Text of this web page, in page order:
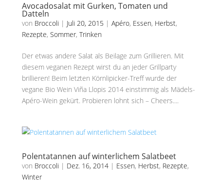
Avocadosalat mit Gurken, Tomaten und
Datteln
von Broccoli | Juli 20, 2015 | Apéro, Essen, Herbst,
Rezepte, Sommer, Trinken
Der etwas andere Salat als Beilage zum Grillieren. Mit
diesem veganen Rezept wirst du an jeder Grillparty
brillieren! Beim letzten Körnlipicker-Treff wurde der
vegane Bio Wein Viña Llopis 2014 einstimmig als Mädels-
Apéro-Wein gekürt. Probieren lohnt sich – Cheers....
Polentatannen auf winterlichem Salatbeet
von Broccoli | Dez. 16, 2014| Essen, Herbst, Rezepte,
Winter